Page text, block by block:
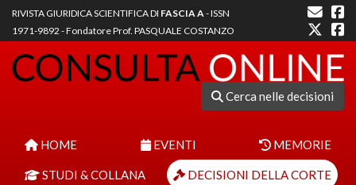
RIVISTA GIURIDICA SCIENTIFICA DI FASCIA A- ISSN
1971-9892 - Fondatore Prof. PASQUALE COSTANZO
Cerca nelle decisioni
HOME EVENTI MEMORIE
STUDI & COLLANA DECISIONI DELLA CORTE